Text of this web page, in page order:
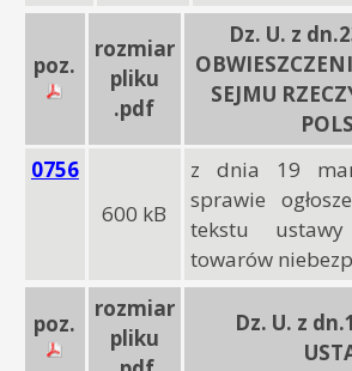
poz.
rozmiar
pliku
.pdf
Dz. U. z
SEJMU
0756
600 kB
z dnia 19
sprawie
tekstu
towarów
poz.
rozmiar
pliku
Dz. U. z